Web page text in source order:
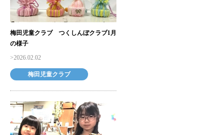
梅田児童クラブ つくしんぼクラブ1月
の様子
2026.02.02
梅田児童クラブ